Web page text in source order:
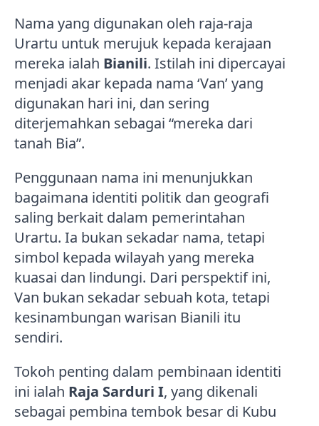
Nama yang digunakan oleh raja-raja
Urartu untuk merujuk kepada kerajaan
mereka ialah Bianili. Istilah ini dipercayai
menjadi akar kepada nama ‘Van’ yang
digunakan hari ini, dan sering
diterjemahkan sebagai “mereka dari
tanah Bia”.
Penggunaan nama ini menunjukkan
bagaimana identiti politik dan geografi
saling berkait dalam pemerintahan
Urartu. Ia bukan sekadar nama, tetapi
simbol kepada wilayah yang mereka
kuasai dan lindungi. Dari perspektif ini,
Van bukan sekadar sebuah kota, tetapi
kesinambungan warisan Bianili itu
sendiri.
Tokoh penting dalam pembinaan identiti
ini ialah Raja Sarduri I, yang dikenali
sebagai pembina tembok besar di Kubu